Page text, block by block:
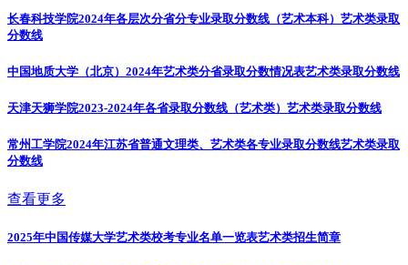
长春科技学院2024年各层次分省分专业录取分数线（艺术本科） 艺术类录取
分数线
中国地质大学（北京）2024年艺术类分省录取分数情况表艺术类录取分数线
天津天狮学院2023-2024年各省录取分数线（艺术类） 艺术类录取分数线
常州工学院2024年江苏省普通文理类、艺术类各专业录取分数线艺术类录取
分数线
查看更多
2025年中国传媒大学艺术类校考专业名单一览表艺术类招生简章